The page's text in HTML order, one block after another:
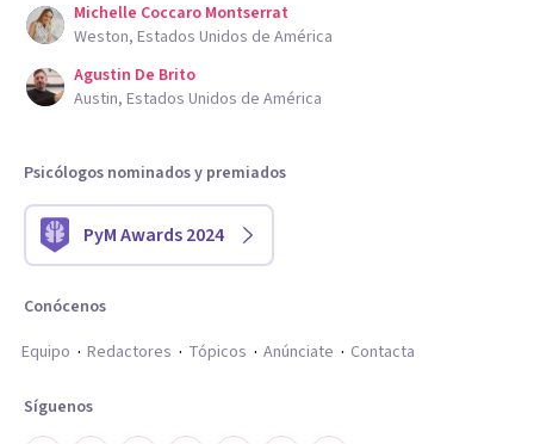
Michelle Coccaro Montserrat
Weston, Estados Unidos de América
Agustin De Brito
Austin, Estados Unidos de América
Psicólogos nominados y premiados
PyM Awards 2024
Conócenos
Equipo
Redactores Tópicos Anúnciate Contacta
Síguenos